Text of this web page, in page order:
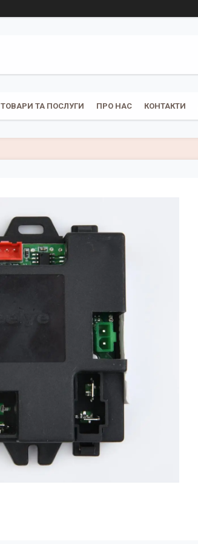
ТОВАРИ ТА ПОСЛУГИ ПРО НАС КОНТАКТИ